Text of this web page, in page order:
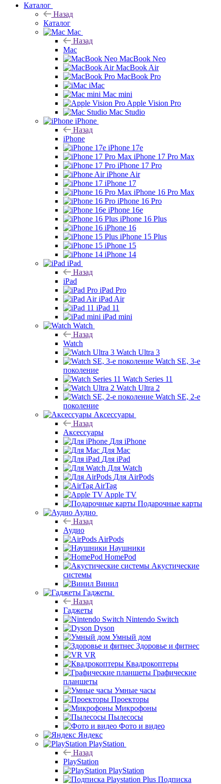
Каталог
Назад
Каталог
Mac
Назад
Mac
MacBook Neo
MacBook Air
MacBook Pro
iMac
Mac mini
Apple Vision Pro
Mac Studio
iPhone
Назад
iPhone
iPhone 17e
iPhone 17 Pro Max
iPhone 17 Pro
iPhone Air
iPhone 17
iPhone 16 Pro Max
iPhone 16 Pro
iPhone 16e
iPhone 16 Plus
iPhone 16
iPhone 15 Plus
iPhone 15
iPhone 14
iPad
Назад
iPad
iPad Pro
iPad Air
iPad 11
iPad mini
Watch
Назад
Watch
Watch Ultra 3
Watch SE, 3-е
поколение
Watch Series 11
Watch Ultra 2
Watch SE, 2-е
поколение
Аксессуары
Назад
Аксессуары
Для iPhone
Для Mac
Для iPad
Для Watch
Для AirPods
AirTag
Apple TV
Подарочные карты
Аудио
Назад
Аудио
AirPods
Наушники
HomePod
Акустические
системы
Винил
Гаджеты
Назад
Гаджеты
Nintendo Switch
Dyson
Умный дом
Здоровье и фитнес
VR
Квадрокоптеры
Графические
планшеты
Умные часы
Проекторы
Микрофоны
Пылесосы
Фото и видео
Яндекс
PlayStation
Назад
PlayStation
PlayStation
Подписка